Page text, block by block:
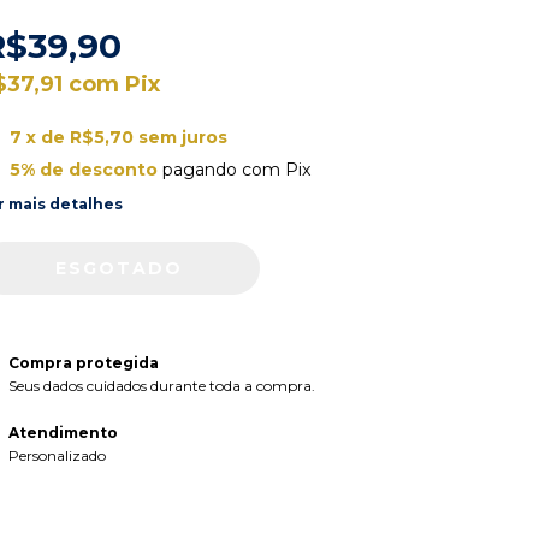
com Pix
7 x de R$5,70 sem juros
5% de descontopagando com Pix
mais detalhes
Compra protegida
Seus dados cuidados durante toda a compra.
Atendimento
Personalizado